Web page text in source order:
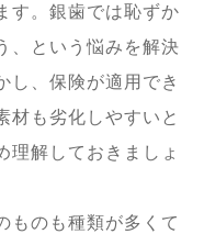
す。銀歯では恥ずか
、という悩みを解決
し、保険が適用でき
材も劣化しやすいと
理解しておきましょ
ものも種類が多くて